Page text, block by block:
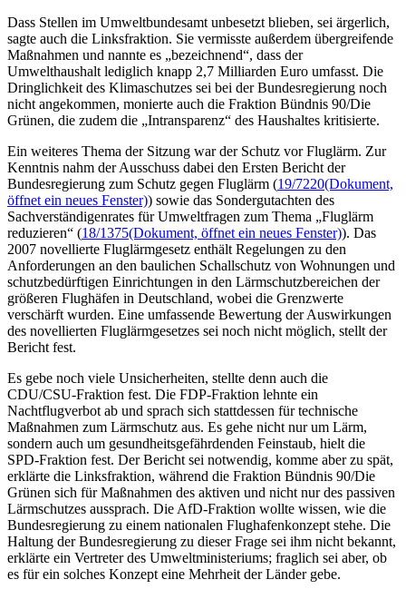
Dass Stellen im Umweltbundesamt unbesetzt blieben, sei ärgerlich,
sagte auch die Linksfraktion. Sie vermisste außerdem übergreifende
Maßnahmen und nannte es „bezeichnend“, dass der
Umwelthaushalt lediglich knapp 2,7 Milliarden Euro umfasst. Die
Dringlichkeit des Klimaschutzes sei bei der Bundesregierung noch
nicht angekommen, monierte auch die Fraktion Bündnis 90/Die
Grünen, die zudem die „Intransparenz“ des Haushaltes kritisierte.
Ein weiteres Thema der Sitzung war der Schutz vor Fluglärm. Zur
Kenntnis nahm der Ausschuss dabei den Ersten Bericht der
Bundesregierung zum Schutz gegen Fluglärm (19/7220(Dokument,
öffnet ein neues Fenster)) sowie das Sondergutachten des
Sachverständigenrates für Umweltfragen zum Thema „Fluglärm
reduzieren“ (18/1375(Dokument, öffnet ein neues Fenster)). Das
2007 novellierte Fluglärmgesetz enthält Regelungen zu den
Anforderungen an den baulichen Schallschutz von Wohnungen und
schutzbedürftigen Einrichtungen in den Lärmschutzbereichen der
größeren Flughäfen in Deutschland, wobei die Grenzwerte
verschärft wurden. Eine umfassende Bewertung der Auswirkungen
des novellierten Fluglärmgesetzes sei noch nicht möglich, stellt der
Bericht fest.
Es gebe noch viele Unsicherheiten, stellte denn auch die
CDU/CSU-Fraktion fest. Die FDP-Fraktion lehnte ein
Nachtflugverbot ab und sprach sich stattdessen für technische
Maßnahmen zum Lärmschutz aus. Es gehe nicht nur um Lärm,
sondern auch um gesundheitsgefährdenden Feinstaub, hielt die
SPD-Fraktion fest. Der Bericht sei notwendig, komme aber zu spät,
erklärte die Linksfraktion, während die Fraktion Bündnis 90/Die
Grünen sich für Maßnahmen des aktiven und nicht nur des passiven
Lärmschutzes aussprach. Die AfD-Fraktion wollte wissen, wie die
Bundesregierung zu einem nationalen Flughafenkonzept stehe. Die
Haltung der Bundesregierung zu dieser Frage sei ihm nicht bekannt,
erklärte ein Vertreter des Umweltministeriums; fraglich sei aber, ob
es für ein solches Konzept eine Mehrheit der Länder gebe.